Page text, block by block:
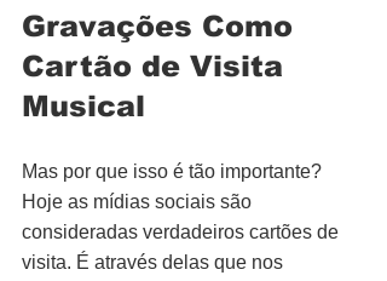
Gravações Como
Cartão de Visita
Musical
Mas por que isso é tão importante?
Hoje as mídias sociais são
consideradas verdadeiros cartões de
visita. É através delas que nos